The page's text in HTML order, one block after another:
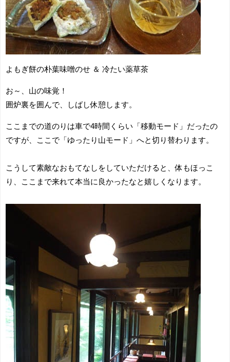
よもぎ餅の朴葉味噌のせ ＆ 冷たい薬草茶
お～、山の味覚！
囲炉裏を囲んで、しばし休憩します。
ここまでの道のりは車で4時間くらい「移動モード」だったの
ですが、ここで「ゆったり山モード」へと切り替わります。
こうして素敵なおもてなしをしていただけると、体もほっこ
り、ここまで来れて本当に良かったなと嬉しくなります。